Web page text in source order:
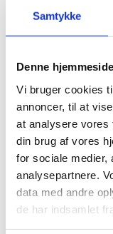
Samtykke
Denne
Vi bruger cookies
annoncer, til at
at analysere vores
din brug af vores
for sociale medier,
analysepartnere.
data med andre
de har indsamlet
til Styrelsen for
sender din
Når du har logget
styrelsen. Klik på
at vælge modtager,
myndighed’, klik
på ’Styrelsen for
skrive din besked
relevant